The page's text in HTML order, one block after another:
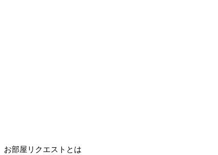
お部屋リクエストとは